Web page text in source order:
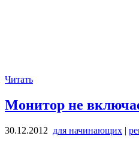
Читать
Монитор не
30.12.2012 для начинающих |